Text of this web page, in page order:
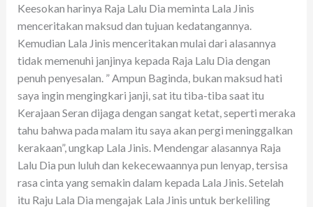
Keesokan harinya Raja Lalu Dia meminta Lala Jinis
menceritakan maksud dan tujuan kedatangannya.
Kemudian Lala Jinis menceritakan mulai dari alasannya
tidak memenuhi janjinya kepada Raja Lalu Dia dengan
penuh penyesalan. ” Ampun Baginda, bukan maksud hati
saya ingin mengingkari janji, sat itu tiba-tiba saat itu
Kerajaan Seran dijaga dengan sangat ketat, seperti meraka
tahu bahwa pada malam itu saya akan pergi meninggalkan
kerakaan”, ungkap Lala Jinis. Mendengar alasannya Raja
Lalu Dia pun luluh dan kekecewaannya pun lenyap, tersisa
rasa cinta yang semakin dalam kepada Lala Jinis. Setelah
itu Raju Lala Dia mengajak Lala Jinis untuk berkeliling